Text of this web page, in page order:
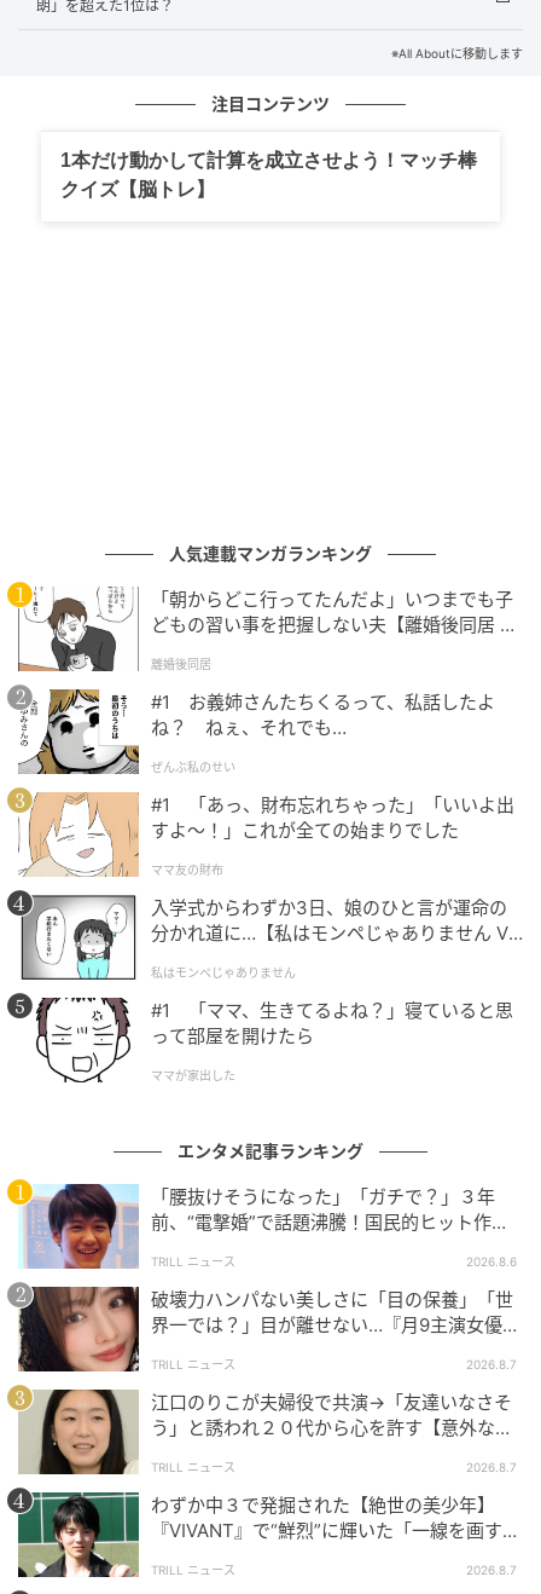
ューを飾っています。圧倒的な演技力と存在感で世界
の映画ファンを魅了したエピソードは、今なお伝説的
回答者コメント
※回答者からのコメントは原文ママです
※記事内容は執筆時点のものです。最新の内容をご確
認ください
文：坂上 恵
次の記事
「面倒見がいい」と思う嵐のメンバーランキ
ング！ 2位「櫻井翔」を抑えた1位は？【2026
年調査】
の記事をもっとみる
朗」を超えた1位は？
※All Aboutに移動します
注目コンテンツ
1本だけ動かして計算を成立させよう！マッチ棒
クイズ【脳トレ】
人気連載マンガランキング
「朝からどこ行ってたんだよ」いつまでも子
どもの習い事を把握しない夫【離婚後同居 Vo
離婚後同居
#1 お義姉さんたちくるって、私話したよ
ね？ ねぇ、それでも…
ぜんぶ私のせい
#1 「あっ、財布忘れちゃった」「いいよ出
すよ〜！」これが全ての始まりでした
ママ友の財布
入学式からわずか3日、娘のひと言が運命の
分かれ道に…【私はモンペじゃありません Vo
私はモンペじゃありません
#1 「ママ、生きてるよね？」寝ていると思
って部屋を開けたら
ママが家出した
エンタメ記事ランキング
「腰抜けそうになった」「ガチで？」３年
前、“電撃婚”で話題沸騰！国民的ヒット作
TRILL ニュース 2026.8.6
破壊力ハンパない美しさに「目の保養」「世
界一では？」目が離せない…『月9主演女優
TRILL ニュース 2026.8.7
江口のりこが夫婦役で共演→「友達いなさそ
う」と誘われ２０代から心を許す【意外な親
TRILL ニュース 2026.8.7
わずか中３で発掘された【絶世の美少年】
『VIVANT』で“鮮烈”に輝いた「一線を画す」
TRILL ニュース 2026.8.7